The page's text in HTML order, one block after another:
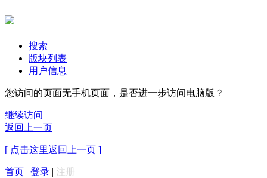
搜索
版块列表
用户信息
您访问的页面无手机页面，是否进一步访问电脑版？
继续访问
返回上一页
[ 点击这里返回上一页 ]
首页 | 登录 | 注册